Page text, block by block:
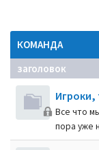
КОМАНДА
заголовок
Игроки,
Все что
пора уже